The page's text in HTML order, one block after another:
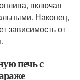
включая
Наконец,
зависимость от
печь с